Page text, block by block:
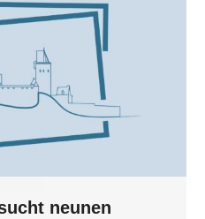
neunen